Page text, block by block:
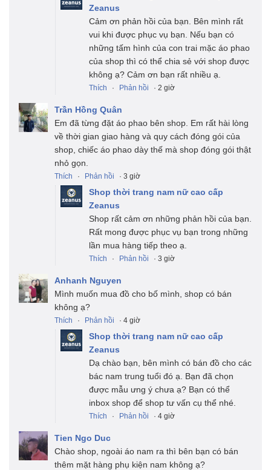
Zeanus
Cảm ơn phản hồi của bạn. Bên mình rất
vui khi được phục vụ bạn. Nếu bạn có
những tấm hình của con trai mặc áo phao
của shop thì có thể chia sẻ với shop được
không ạ? Cảm ơn bạn rất nhiều ạ.
Thích · Phản hồi · 2 giờ
Trần Hồng Quân
Em đã từng đặt áo phao bên shop. Em rất hài lòng
về thời gian giao hàng và quy cách đóng gói của
shop, chiếc áo phao dày thế mà shop đóng gói thật
nhỏ gọn.
Thích · Phản hồi · 3 giờ
Shop thời trang nam nữ cao cấp
Zeanus
Shop rất cảm ơn những phản hồi của bạn.
Rất mong được phục vụ bạn trong những
lần mua hàng tiếp theo ạ.
Thích · Phản hồi · 3 giờ
Anhanh Nguyen
Mình muốn mua đồ cho bố mình, shop có bán
không ạ?
Thích · Phản hồi · 4 giờ
Shop thời trang nam nữ cao cấp
Zeanus
Dạ chào bạn, bên mình có bán đồ cho các
bác nam trung tuổi đó ạ. Bạn đã chọn
được mẫu ưng ý chưa ạ? Bạn có thể
inbox shop để shop tư vấn cụ thể nhé.
Thích · Phản hồi · 4 giờ
Tien Ngo Duc
Chào shop, ngoài áo nam ra thì bên bạn có bán
thêm mặt hàng phụ kiện nam không ạ?